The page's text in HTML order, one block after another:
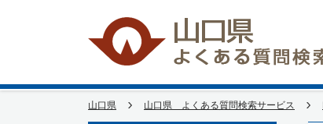
山口県 山口県 よくある質問検索サービス